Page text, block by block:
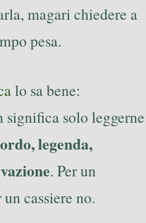
magari chiedere a
pesa.
lo sa bene:
significa solo leggerne
legenda,
. Per un
cassiere no.